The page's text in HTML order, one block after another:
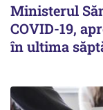
Ministerul
COVID-19,
în ultima